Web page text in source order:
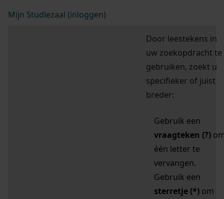
Mijn Studiezaal (inloggen)
Door leestekens in
uw zoekopdracht te
gebruiken, zoekt u
specifieker of juist
breder:
Gebruik een
vraagteken (?)
één letter te
vervangen.
Gebruik een
sterretje (*) om